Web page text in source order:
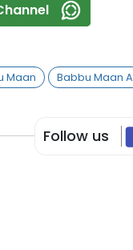
Maan Babbu Maan
Follow us